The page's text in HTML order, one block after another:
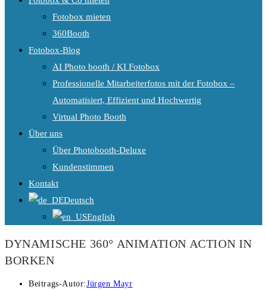
Fotobox mieten
360Booth
Fotobox-Blog
AI Photo booth / KI Fotobox
Professionelle Mitarbeiterfotos mit der Fotobox –
Automatisiert, Effizient und Hochwertig
Virtual Photo Booth
Über uns
Über Photobooth-Deluxe
Kundenstimmen
Kontakt
Deutsch
English
DYNAMISCHE 360° ANIMATION ACTION IN
BORKEN
Beitrags-Autor:Jürgen Mayr